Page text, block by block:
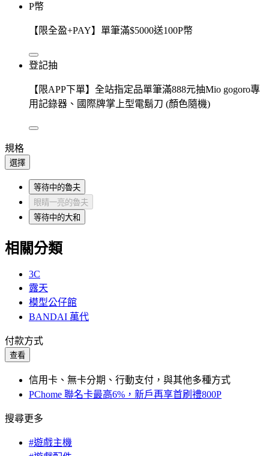
P幣
【限全盈+PAY】單筆滿$5000送100P幣
登記抽
【限APP下單】全站指定品單筆滿888元抽Mio gogoro專
用記錄器、國際牌掌上型電鬍刀 (顏色隨機)
規格
選擇
等待中的魯夫
眼睛一亮的魯夫
等待中的大和
相關分類
3C
露天
模型公仔館
BANDAI 萬代
付款方式
查看
信用卡、無卡分期、行動支付，與其他多種方式
PChome 聯名卡最高6%，新戶再享首刷禮800P
搜尋更多
#遊戲主機